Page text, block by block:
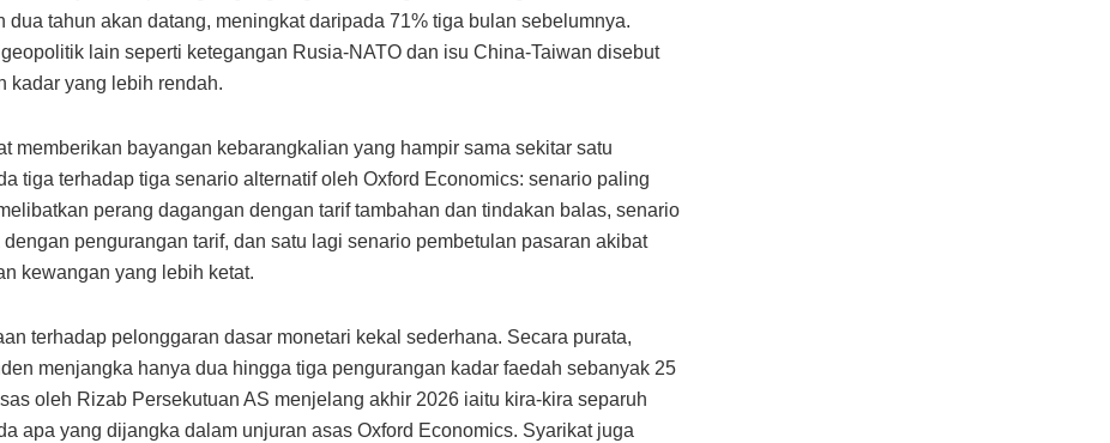
dua tahun akan datang, meningkat daripada 71% tiga bulan sebelumnya.
lain seperti ketegangan Rusia-NATO dan isu China-Taiwan disebut
kadar yang lebih rendah.
memberikan bayangan kebarangkalian yang hampir sama sekitar satu
tiga terhadap tiga senario alternatif oleh Oxford Economics: senario paling
perang dagangan dengan tarif tambahan dan tindakan balas, senario
dengan pengurangan tarif, dan satu lagi senario pembetulan pasaran akibat
kewangan yang lebih ketat.
terhadap pelonggaran dasar monetari kekal sederhana. Secara purata,
menjangka hanya dua hingga tiga pengurangan kadar faedah sebanyak 25
oleh Rizab Persekutuan AS menjelang akhir 2026 iaitu kira-kira separuh
apa yang dijangka dalam unjuran asas Oxford Economics. Syarikat juga